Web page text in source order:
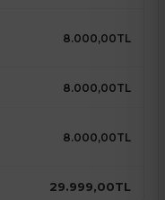
8.000,00TL
8.000,00TL
8.000,00TL
29.999,00TL